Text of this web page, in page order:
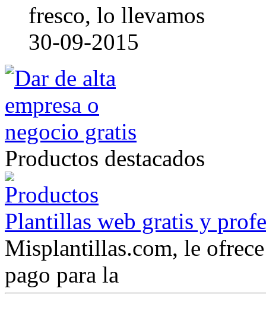
fresco, lo llevamos
30-09-2015
Productos destacados
Plantillas web gratis y
Misplantillas.com, le
pago para la